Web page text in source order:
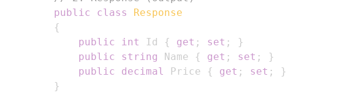
public
class
Response
{
public
int Id { get ; set ;
}
public
string Name { get ; set ;
}
public
decimal Price { get ; set ;
}
}